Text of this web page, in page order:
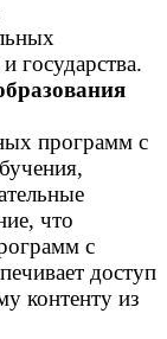
государства.
программ с
что
с
доступ
контенту из